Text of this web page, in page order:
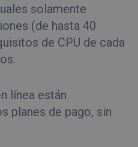
solamente
(de hasta 40
de CPU de cada
línea están
planes de pago, sin